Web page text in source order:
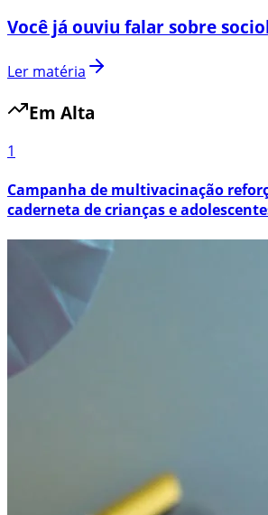
Você já ouviu falar sobre
Ler matéria
Em Alta
1
Campanha de multivacinação
caderneta de crianças e